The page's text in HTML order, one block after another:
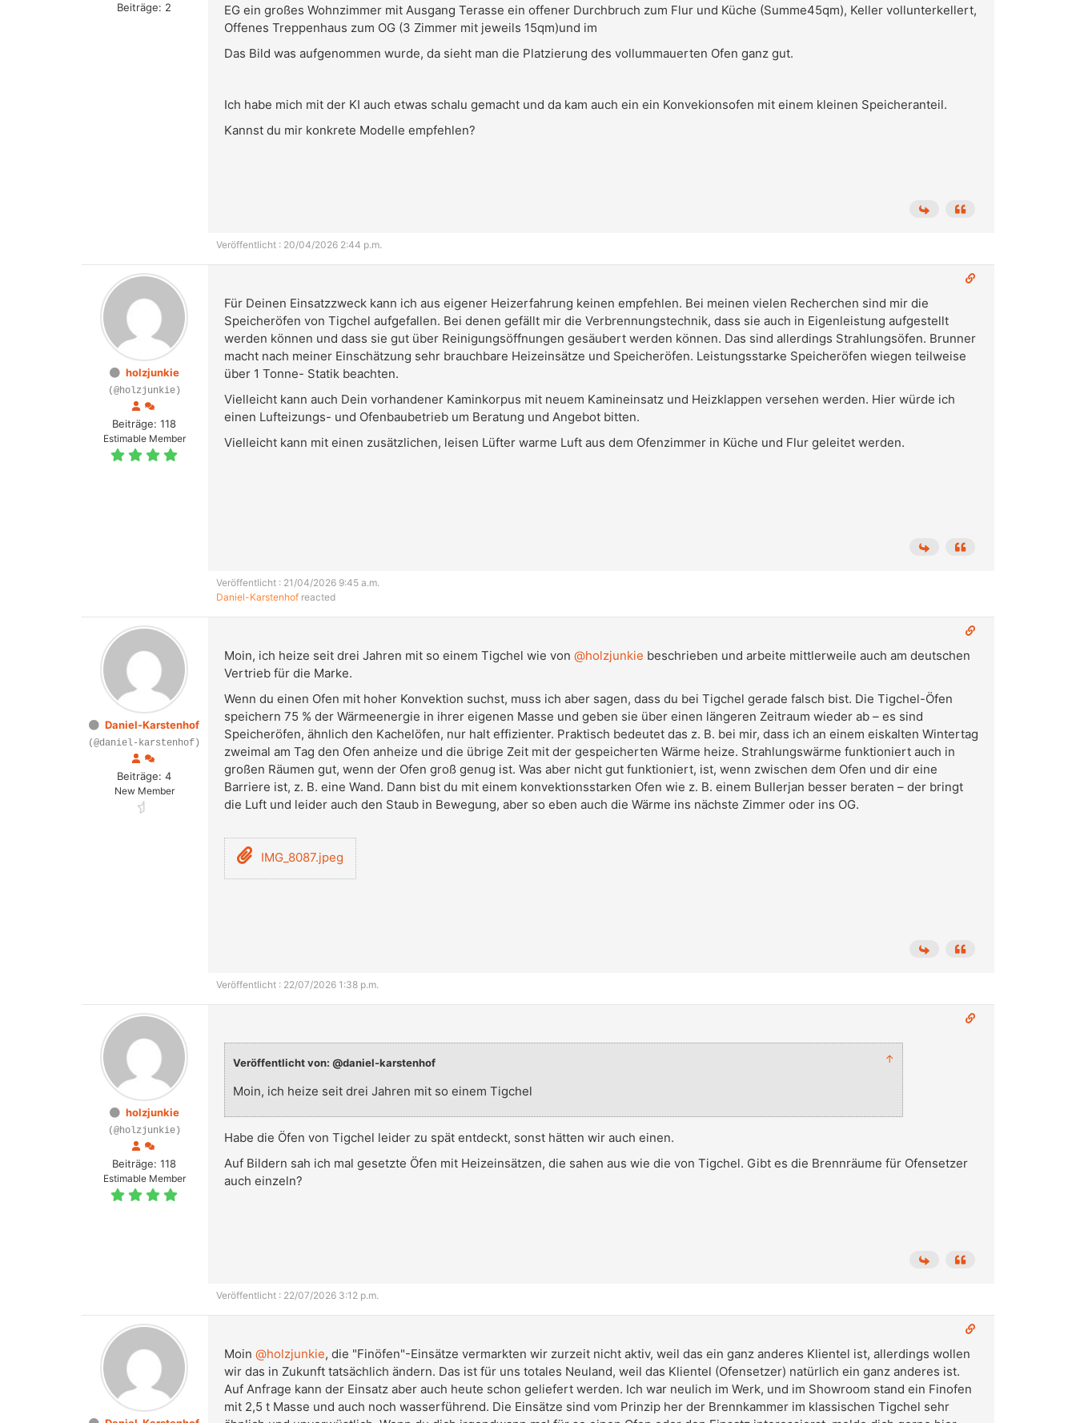
Beiträge: 2
EG ein großes Wohnzimmer mit Ausgang Terasse ein offener Durchbruch zum Flur und Küche (Summe45qm), Keller vollunterkellert,
Offenes Treppenhaus zum OG (3 Zimmer mit jeweils 15qm)und im
Das Bild was aufgenommen wurde, da sieht man die Platzierung des vollummauerten Ofen ganz gut.
Ich habe mich mit der KI auch etwas schalu gemacht und da kam auch ein ein Konvekionsofen mit einem kleinen Speicheranteil.
Kannst du mir konkrete Modelle empfehlen?
Veröffentlicht : 20/04/2026 2:44 p.m.
holzjunkie
(@holzjunkie)
Beiträge: 118
Estimable Member
Für Deinen Einsatzzweck kann ich aus eigener Heizerfahrung keinen empfehlen. Bei meinen vielen Recherchen sind mir die
Speicheröfen von Tigchel aufgefallen. Bei denen gefällt mir die Verbrennungstechnik, dass sie auch in Eigenleistung aufgestellt
werden können und dass sie gut über Reinigungsöffnungen gesäubert werden können. Das sind allerdings Strahlungsöfen. Brunner
macht nach meiner Einschätzung sehr brauchbare Heizeinsätze und Speicheröfen. Leistungsstarke Speicheröfen wiegen teilweise
über 1 Tonne- Statik beachten.
Vielleicht kann auch Dein vorhandener Kaminkorpus mit neuem Kamineinsatz und Heizklappen versehen werden. Hier würde ich
einen Lufteizungs- und Ofenbaubetrieb um Beratung und Angebot bitten.
Vielleicht kann mit einen zusätzlichen, leisen Lüfter warme Luft aus dem Ofenzimmer in Küche und Flur geleitet werden.
Veröffentlicht : 21/04/2026 9:45 a.m.
Daniel-Karstenhof reacted
Daniel-Karstenhof
(@daniel-karstenhof)
Beiträge: 4
New Member
Moin, ich heize seit drei Jahren mit so einem Tigchel wie von @holzjunkie beschrieben und arbeite mittlerweile auch am deutschen
Vertrieb für die Marke.
Wenn du einen Ofen mit hoher Konvektion suchst, muss ich aber sagen, dass du bei Tigchel gerade falsch bist. Die Tigchel-Öfen
speichern 75 % der Wärmeenergie in ihrer eigenen Masse und geben sie über einen längeren Zeitraum wieder ab – es sind
Speicheröfen, ähnlich den Kachelöfen, nur halt effizienter. Praktisch bedeutet das z. B. bei mir, dass ich an einem eiskalten Wintertag
zweimal am Tag den Ofen anheize und die übrige Zeit mit der gespeicherten Wärme heize. Strahlungswärme funktioniert auch in
großen Räumen gut, wenn der Ofen groß genug ist. Was aber nicht gut funktioniert, ist, wenn zwischen dem Ofen und dir eine
Barriere ist, z. B. eine Wand. Dann bist du mit einem konvektionsstarken Ofen wie z. B. einem Bullerjan besser beraten – der bringt
die Luft und leider auch den Staub in Bewegung, aber so eben auch die Wärme ins nächste Zimmer oder ins OG.
IMG_8087.jpeg
Veröffentlicht : 22/07/2026 1:38 p.m.
holzjunkie
(@holzjunkie)
Beiträge: 118
Estimable Member
Veröffentlicht von: @daniel-karstenhof ↑
Moin, ich heize seit drei Jahren mit so einem Tigchel
Habe die Öfen von Tigchel leider zu spät entdeckt, sonst hätten wir auch einen.
Auf Bildern sah ich mal gesetzte Öfen mit Heizeinsätzen, die sahen aus wie die von Tigchel. Gibt es die Brennräume für Ofensetzer
auch einzeln?
Veröffentlicht : 22/07/2026 3:12 p.m.
Moin @holzjunkie, die "Finöfen"-Einsätze vermarkten wir zurzeit nicht aktiv, weil das ein ganz anderes Klientel ist, allerdings wollen
wir das in Zukunft tatsächlich ändern. Das ist für uns totales Neuland, weil das Klientel (Ofensetzer) natürlich ein ganz anderes ist.
Auf Anfrage kann der Einsatz aber auch heute schon geliefert werden. Ich war neulich im Werk, und im Showroom stand ein Finofen
mit 2,5 t Masse und auch noch wasserführend. Die Einsätze sind vom Prinzip her der Brennkammer im klassischen Tigchel sehr